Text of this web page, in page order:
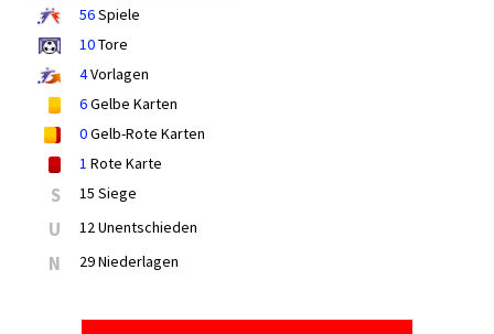
56Spiele
10Tore
4Vorlagen
6Gelbe Karten
0Gelb-Rote Karten
1 Rote Karte
S 15 Siege
U 12 Unentschieden
N 29 Niederlagen